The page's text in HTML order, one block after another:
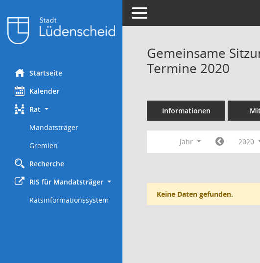
Startseite
Kalender
Rat
Mandatsträger
Gremien
Recherche
RIS für Mandatsträger
Ratsinformationssystem
Toggle navigation
Gemeinsame
Termine 2020
Informationen
Jahr 2020
Keine Daten gefunden.